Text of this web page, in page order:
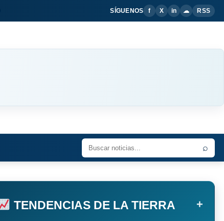
SÍGUENOS f X in ☁ RSS
⌕
TENDENCIAS DE LA TIERRA +